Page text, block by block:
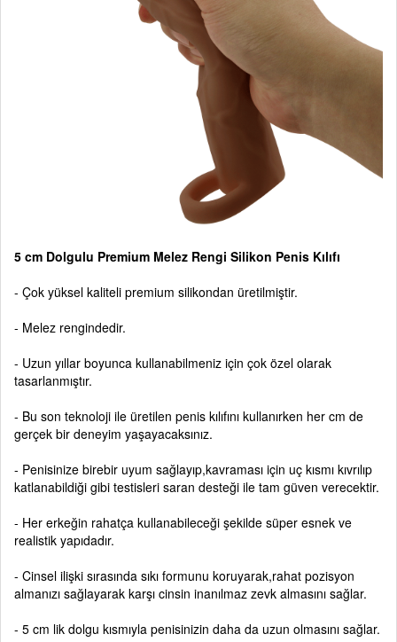
5 cm Dolgulu Premium Melez Rengi Silikon Penis Kılıfı
- Çok yüksel kaliteli premium silikondan üretilmiştir.
- Melez rengindedir.
- Uzun yıllar boyunca kullanabilmeniz için çok özel olarak
tasarlanmıştır.
- Bu son teknoloji ile üretilen penis kılıfını kullanırken her cm de
gerçek bir deneyim yaşayacaksınız.
- Penisinize birebir uyum sağlayıp,kavraması için uç kısmı kıvrılıp
katlanabildiği gibi testisleri saran desteği ile tam güven verecektir.
- Her erkeğin rahatça kullanabileceği şekilde süper esnek ve
realistik yapıdadır.
- Cinsel ilişki sırasında sıkı formunu koruyarak,rahat pozisyon
almanızı sağlayarak karşı cinsin inanılmaz zevk almasını sağlar.
- 5 cm lik dolgu kısmıyla penisinizin daha da uzun olmasını sağlar.